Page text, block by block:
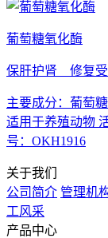
葡萄糖氧化酶
保肝护肾 修复
主要成分：葡萄
适用于养殖动物
号：OKH1916
关于我们
公司简介 管理机
工风采
产品中心